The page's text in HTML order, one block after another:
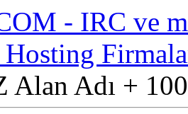
- IRC ve
Alan Adı +